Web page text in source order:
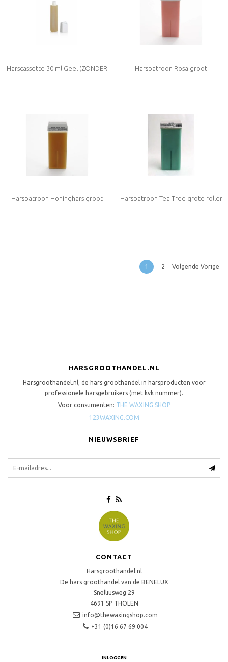
Harscassette 30 ml Geel (ZONDER Harspatroon Rosa groot
Harspatroon Honinghars groot Harspatroon Tea Tree grote roller
1 2 Volgende Vorige
HARSGROOTHANDEL.NL
Harsgroothandel.nl, de hars groothandel in harsproducten voor
professionele harsgebruikers (met kvk nummer).
Voor consumenten: THE WAXING SHOP
123WAXING.COM
NIEUWSBRIEF
CONTACT
Harsgroothandel.nl
De hars groothandel van de BENELUX
Snelliusweg 29
4691 SP THOLEN
info@thewaxingshop.com
+31 (0)16 67 69 004
INLOGGEN